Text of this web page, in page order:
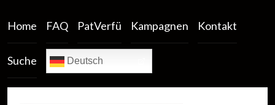
Home FAQ PatVerfü Kampagnen Kontakt
Suche Deutsch